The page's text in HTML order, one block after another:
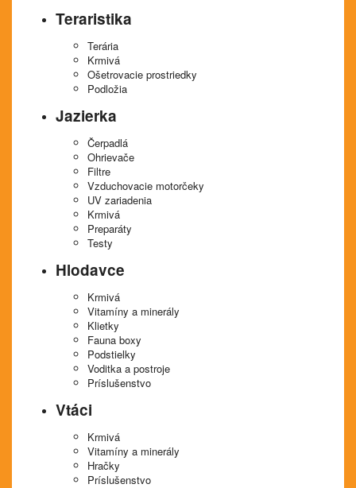
Teraristika
Terária
Krmivá
Ošetrovacie prostriedky
Podložia
Jazierka
Čerpadlá
Ohrievače
Filtre
Vzduchovacie motorčeky
UV zariadenia
Krmivá
Preparáty
Testy
Hlodavce
Krmivá
Vitamíny a minerály
Klietky
Fauna boxy
Podstielky
Voditka a postroje
Príslušenstvo
Vtáci
Krmivá
Vitamíny a minerály
Hračky
Príslušenstvo